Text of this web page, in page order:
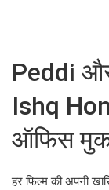
Peddi
Ishq
ऑफिस
हर फिल्म की अपनी